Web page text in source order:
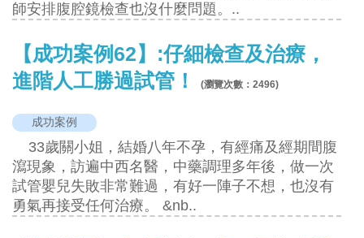
師安排腹腔鏡檢查也沒什麼問題。..
【成功案例62】:仔細檢查及治療，
進階人工勝過試管！
(瀏覽次數：2496)
成功案例
33歲關小姐，結婚八年不孕，有經痛及經期間腹
瀉現象，訪遍中西名醫，中藥調理多年後，做一次
試管嬰兒失敗非常難過，有好一陣子不想，也沒有
勇氣再接受任何治療。 &nb..